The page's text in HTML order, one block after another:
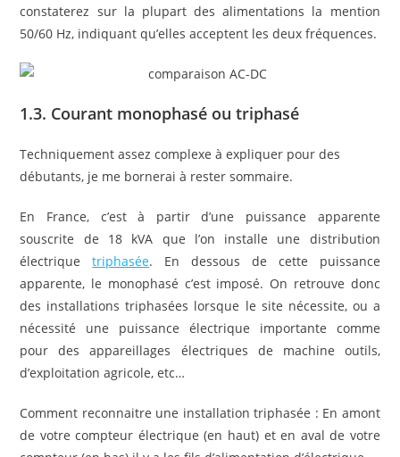
constaterez sur la plupart des alimentations la mention
50/60 Hz, indiquant qu’elles acceptent les deux fréquences.
1.3. Courant monophasé ou triphasé
Techniquement assez complexe à expliquer pour des
débutants, je me bornerai à rester sommaire.
En France, c’est à partir d’une puissance apparente
souscrite de 18 kVA que l’on installe une distribution
électriquetriphasée. En dessous de cette puissance
apparente, le monophasé c’est imposé. On retrouve donc
des installations triphasées lorsque le site nécessite, ou a
nécessité une puissance électrique importante comme
pour des appareillages électriques de machine outils,
d’exploitation agricole, etc…
Comment reconnaitre une installation triphasée : En amont
de votre compteur électrique (en haut) et en aval de votre